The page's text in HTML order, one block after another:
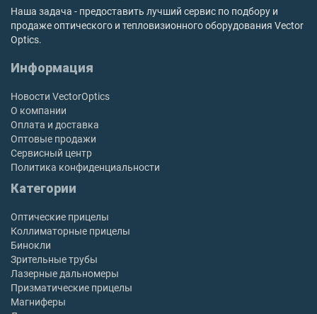
Наша задача - предоставить лучший сервис по подбору и
продаже оптического и тепловизионного оборудования Vector
Optics.
Информация
Новости VectorOptics
О компании
Оплата и доставка
Оптовые продажи
Сервисный центр
Политика конфиденциальности
Категории
Оптические прицелы
Коллиматорные прицелы
Бинокли
Зрительные трубы
Лазерные дальномеры
Призматические прицелы
Магниферы